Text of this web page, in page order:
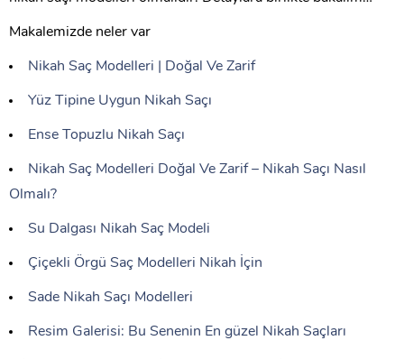
Makalemizde neler var
Nikah Saç Modelleri | Doğal Ve Zarif
Yüz Tipine Uygun Nikah Saçı
Ense Topuzlu Nikah Saçı
Nikah Saç Modelleri Doğal Ve Zarif – Nikah Saçı Nasıl
Olmalı?
Su Dalgası Nikah Saç Modeli
Çiçekli Örgü Saç Modelleri Nikah İçin
Sade Nikah Saçı Modelleri
Resim Galerisi: Bu Senenin En güzel Nikah Saçları